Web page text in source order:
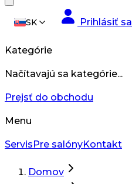
SK Prihlásiť sa
Kategórie
Načítavajú sa kategórie...
Prejsť do obchodu
Menu
Servis Pre salónyKontakt
Domov